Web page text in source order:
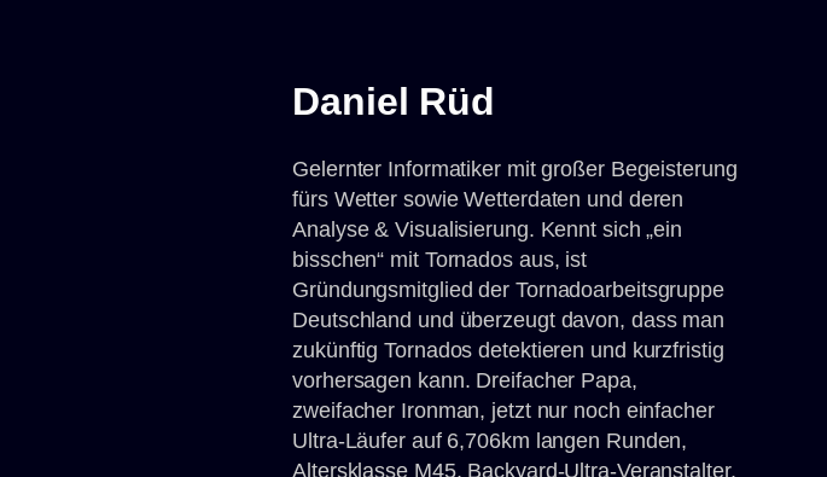
Daniel Rüd
Gelernter Informatiker mit großer Begeisterung
fürs Wetter sowie Wetterdaten und deren
Analyse & Visualisierung. Kennt sich „ein
bisschen“ mit Tornados aus, ist
Gründungsmitglied der Tornadoarbeitsgruppe
Deutschland und überzeugt davon, dass man
zukünftig Tornados detektieren und kurzfristig
vorhersagen kann. Dreifacher Papa,
zweifacher Ironman, jetzt nur noch einfacher
Ultra-Läufer auf 6,706km langen Runden,
Altersklasse M45, Backyard-Ultra-Veranstalter.